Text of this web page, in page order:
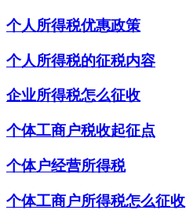
个人所得税优惠政策
个人所得税的征税内容
企业所得税怎么征收
个体工商户税收起征点
个体户经营所得税
个体工商户所得税怎么征收